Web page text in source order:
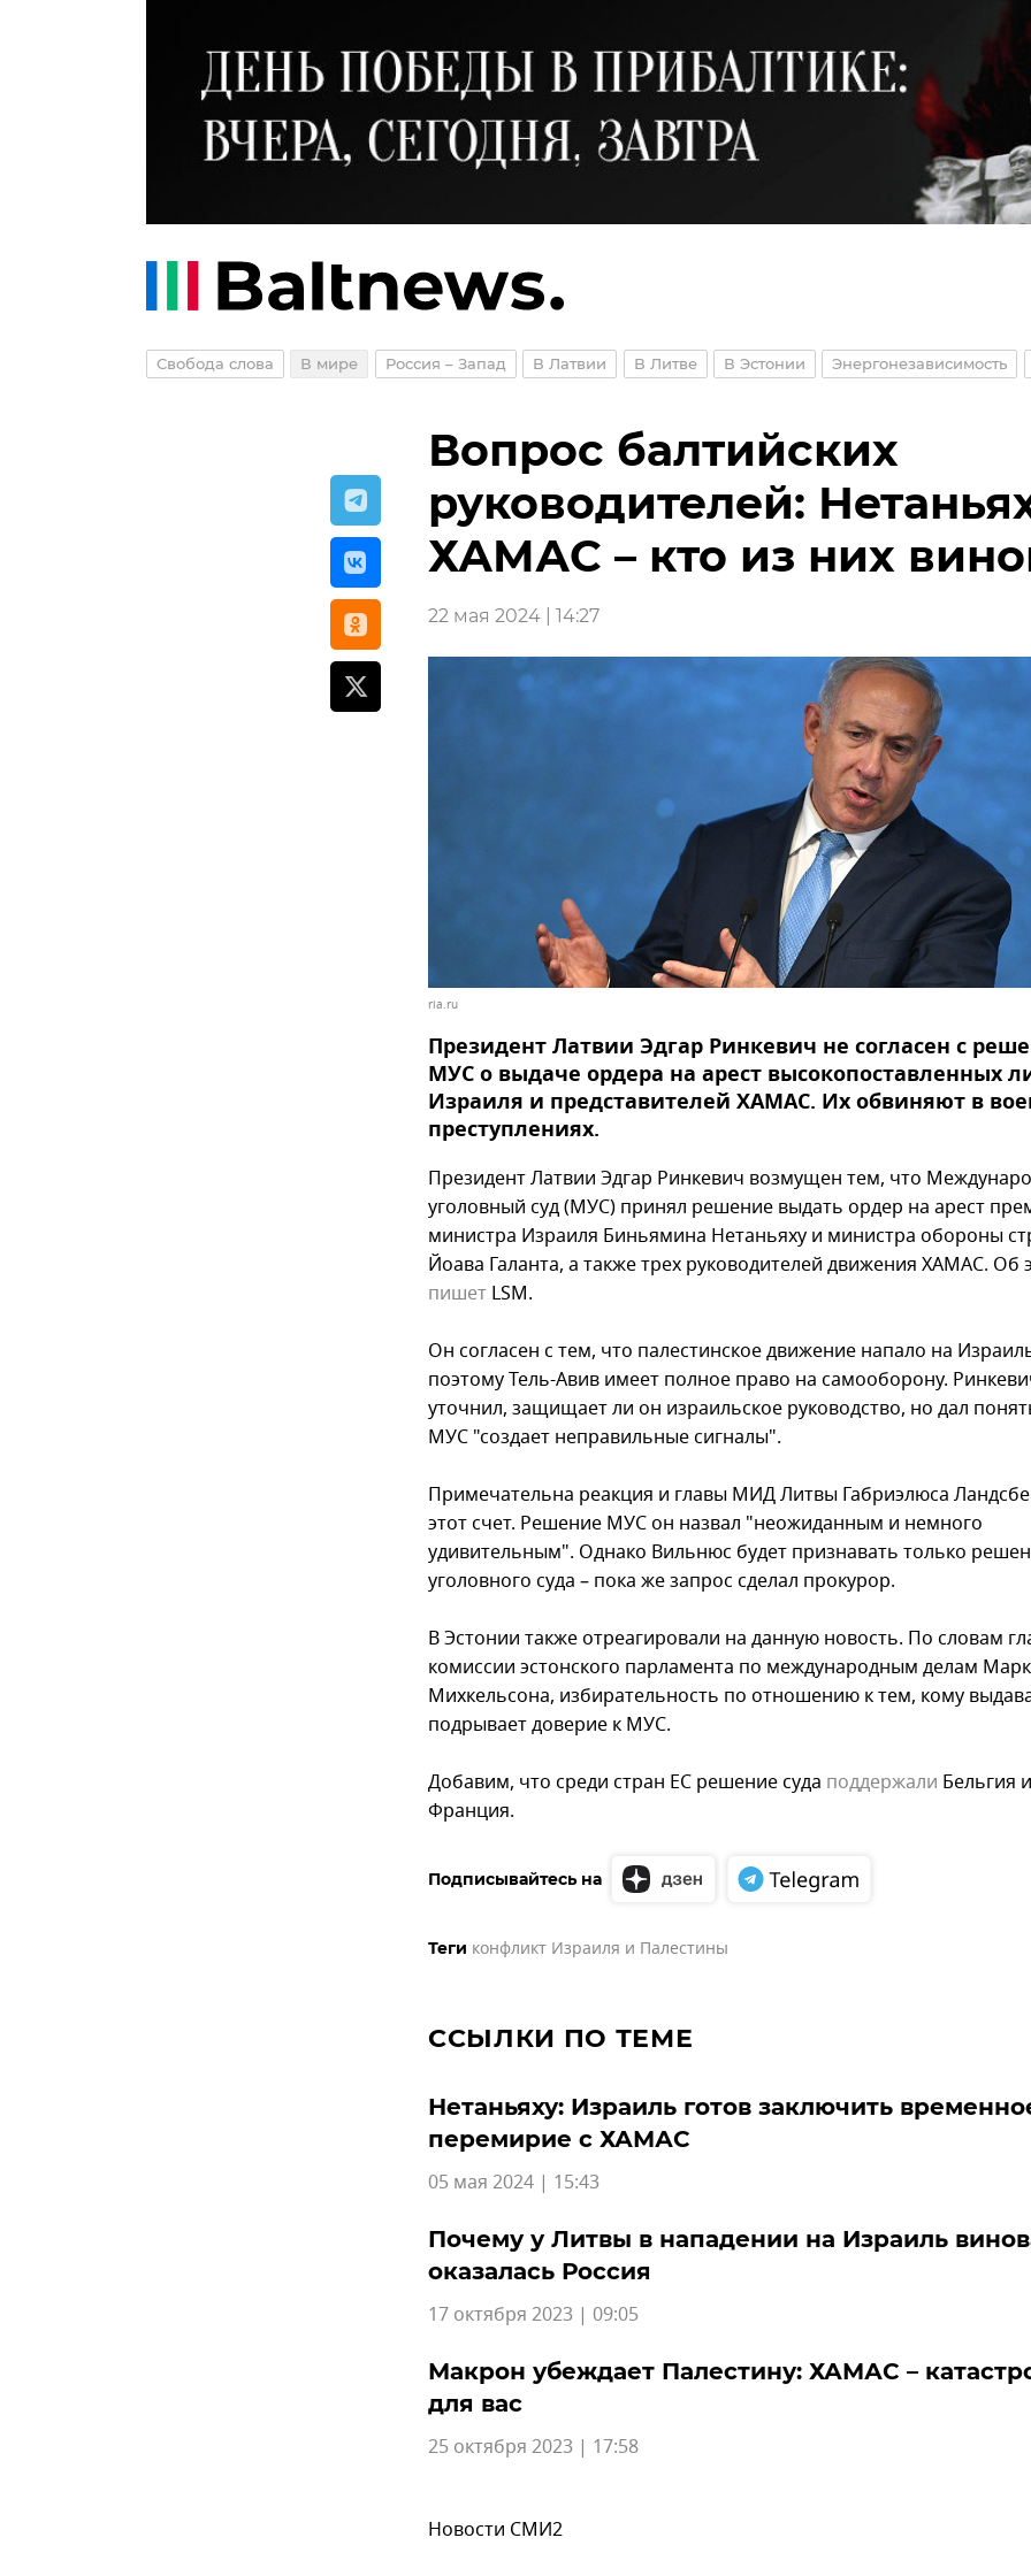
Свобода слова В мире Россия – Запад В Латвии В Литве В Эстонии Энергонезависимость
Вопрос балтийских
руководителей:
ХАМАС – кто из них
22 мая 2024 | 14:27
ria.ru
Президент Латвии Эдгар Ринкевич не согласен с
МУС о выдаче ордера на арест высокопоставленных
Израиля и представителей ХАМАС. Их обвиняют в
преступлениях.
Президент Латвии Эдгар Ринкевич возмущен тем, что
уголовный суд (МУС) принял решение выдать ордер на арест
министра Израиля Биньямина Нетаньяху и министра обороны
Йоава Галанта, а также трех руководителей движения ХАМАС. Об
пишет LSM.
Он согласен с тем, что палестинское движение напало на
поэтому Тель-Авив имеет полное право на самооборону.
уточнил, защищает ли он израильское руководство, но дал
МУС "создает неправильные сигналы".
Примечательна реакция и главы МИД Литвы Габриэлюса
этот счет. Решение МУС он назвал "неожиданным и немного
удивительным". Однако Вильнюс будет признавать только
уголовного суда – пока же запрос сделал прокурор.
В Эстонии также отреагировали на данную новость. По словам
комиссии эстонского парламента по международным делам
Михкельсона, избирательность по отношению к тем, кому
подрывает доверие к МУС.
Добавим, что среди стран ЕС решение суда поддержали Бельгия и
Франция.
Подписывайтесь на
Теги конфликт Израиля и Палестины
ССЫЛКИ ПО ТЕМЕ
Нетаньяху: Израиль готов заключить
перемирие с ХАМАС
05 мая 2024 | 15:43
Почему у Литвы в нападении на Израиль
оказалась Россия
17 октября 2023 | 09:05
Макрон убеждает Палестину: ХАМАС –
для вас
25 октября 2023 | 17:58
Новости СМИ2